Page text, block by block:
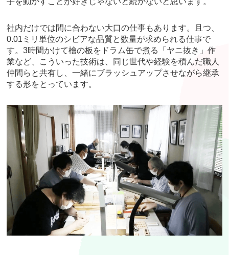
社内だけでは間に合わない大口の仕事もあります。且つ、
0.01ミリ単位のシビアな品質と数量が求められる仕事で
す。3時間かけて檜の板をドラム缶で煮る「ヤニ抜き」作
業など、こういった技術は、同じ世代や経験を積んだ職人
仲間らと共有し、一緒にブラッシュアップさせながら継承
する形をとっています。